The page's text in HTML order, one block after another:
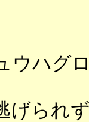
ウハグ
げられ